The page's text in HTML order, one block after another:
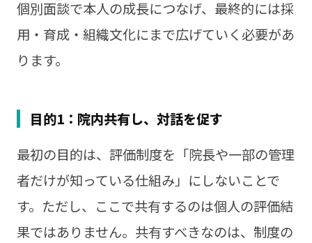
個別面談で本人の成長につなげ、最終的には採
用・育成・組織文化にまで広げていく必要があ
ります。
目的1：院内共有し、対話を促す
最初の目的は、評価制度を「院長や一部の管理
者だけが知っている仕組み」にしないことで
す。ただし、ここで共有するのは個人の評価結
果ではありません。共有すべきなのは、制度の